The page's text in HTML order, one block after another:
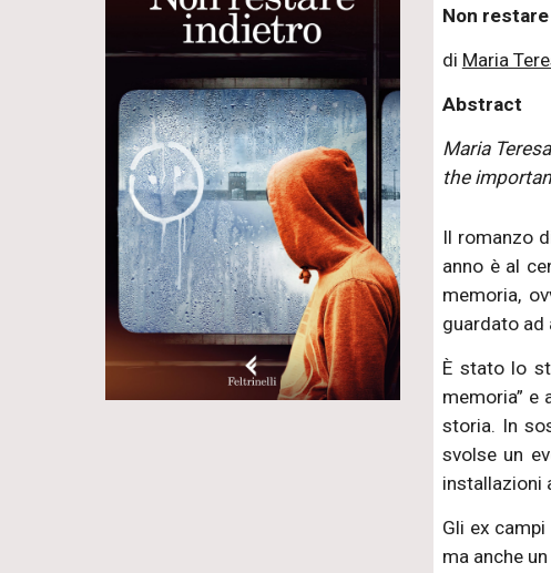
Non
di Maria
Abstract
Maria
the
Il romanzo
anno è al
memoria,
guardato ad
È stato lo
memoria”
storia. In
svolse un
installazioni
Gli ex
ma anche